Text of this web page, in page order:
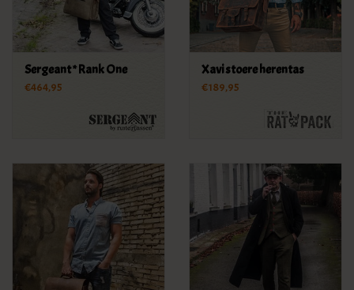
Sergeant * Rank One
€464,95
Xavi stoere herentas
€189,95